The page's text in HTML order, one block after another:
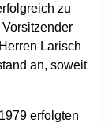
zu
Larisch
an, soweit
erfolgten